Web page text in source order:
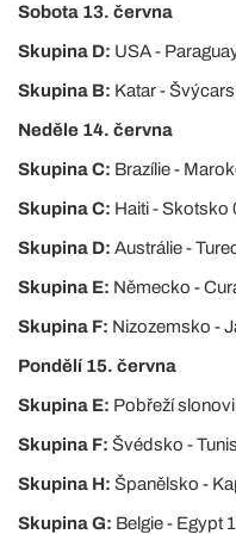
Sobota 13. června
Skupina D: USA -
Skupina B: Katar -
Neděle 14. června
Skupina C: Brazílie -
Skupina C: Haiti - Skotsko
Skupina D: Austrálie -
Skupina E: Německo -
Skupina F: Nizozemsko -
Pondělí 15. června
Skupina E: Pobřeží
Skupina F: Švédsko -
Skupina H: Španělsko -
Skupina G: Belgie - Egypt